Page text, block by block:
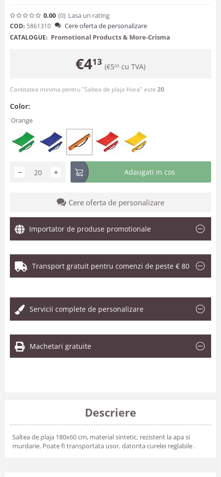
0.00 (0) Lasa un rating
COD: 5861310 Cere oferta de personalizare
CATALOGUE: Promotional Products & More-Crisma
€413 (€500 cu TVA)
Cantitatea minima pentru "Saltea de plaja Hora" este 20.
Color:
Orange
+
− Adaugati in cos
Cere oferta de personalizare
Importator de produse promotionale
Transport gratuit pentru comenzi de peste € 80
Servicii complete de personalizare
Machetari gratuite
Descriere
Saltea de plaja 180x60 cm, material sintetic, rezistent la apa si
murdarie. Poate fi transportata usor, datorita curelei reglabile .